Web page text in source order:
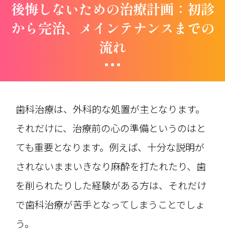
後悔しないための治療計画：初診
から完治、メインテナンスまでの
流れ
歯科治療は、外科的な処置が主となります。
それだけに、治療前の心の準備というのはと
ても重要となります。例えば、十分な説明が
されないままいきなり麻酔を打たれたり、歯
を削られたりした経験がある方は、それだけ
で歯科治療が苦手となってしまうことでしょ
う。